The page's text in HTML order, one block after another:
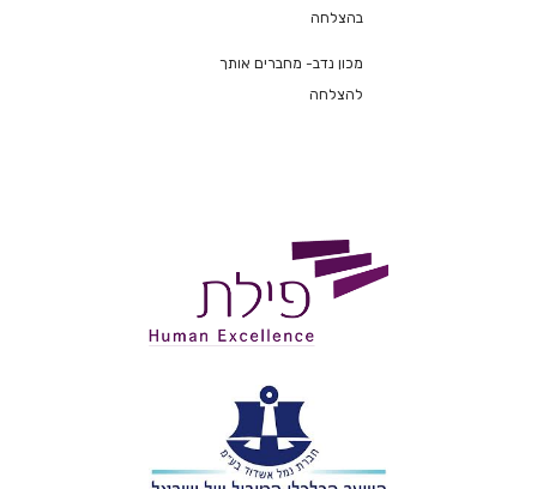
בהצלחה
מכון נדב- מחברים אותך
להצלחה